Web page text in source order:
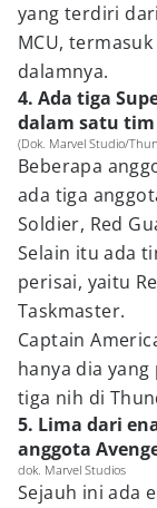
yang terdiri
MCU,
dalamnya.
4. Ada tiga
dalam satu tim
(Dok. Marvel Studio/
Beberapa
ada tiga
Soldier, Red
Selain itu ada
perisai, yaitu
Taskmaster.
Captain
hanya dia
tiga nih di
5. Lima dari
anggota
dok. Marvel Studios
Sejauh ini ada